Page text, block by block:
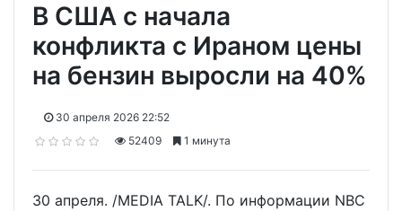
В США с начала
конфликта с Ираном цены
на бензин выросли на 40%
30 апреля 2026 22:52
52409
1 минута
30 апреля. /MEDIA TALK/. По информации NBC